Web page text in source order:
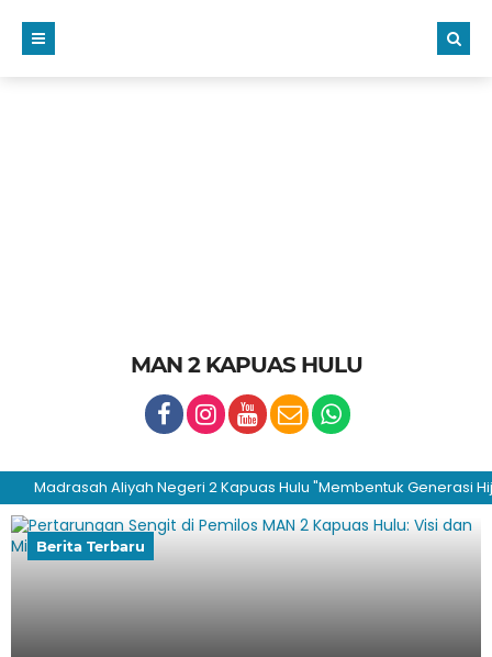
MAN 2 KAPUAS HULU
Madrasah Aliyah Negeri 2 Kapuas Hulu "Membentuk Generasi
Berita Terbaru